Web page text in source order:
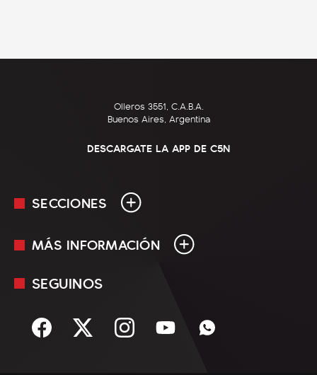
Olleros 3551, C.A.B.A.
Buenos Aires, Argentina
DESCARGATE LA APP DE C5N
SECCIONES
En Vivo
Sociedad
MÁS INFORMACIÓN
Mediakit
Términos y condiciones
SEGUINOS